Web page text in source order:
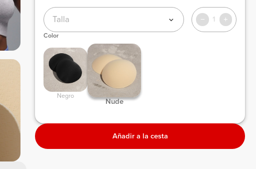
Talla 1
Color
Negro
Nude
Añadir a la cesta